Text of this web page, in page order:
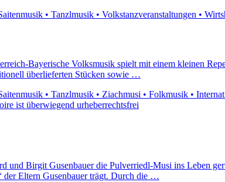
• Tanzlmusik • Volkstanzveranstaltungen •
Bayerische Volksmusik spielt mit einem kleinen
überlieferten Stücken sowie …
• Tanzlmusik • Ziachmusi • Folkmusik •
ist überwiegend urheberrechtsfrei
und Birgit Gusenbauer die Pulverriedl-Musi ins Leben
der Eltern Gusenbauer trägt. Durch die …